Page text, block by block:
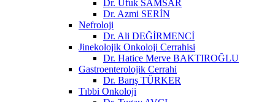
Dr. Ufuk SAMSAR
Dr. Azmi SERİN
Nefroloji
Dr. Ali DEĞİRMENCİ
Jinekolojik Onkoloji Cerrahisi
Dr. Hatice Merve BAKTIROĞLU
Gastroenterolojik Cerrahi
Dr. Barış TÜRKER
Tıbbi Onkoloji